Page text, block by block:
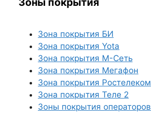
Зона покрытия БИ
Зона покрытия Yota
Зона покрытия М-Сеть
Зона покрытия Мегафон
Зона покрытия Ростелеком
Зона покрытия Теле 2
Зоны покрытия операторов